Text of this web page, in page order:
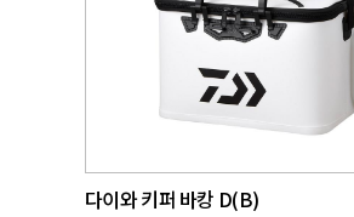
다이와 키퍼 바캉 D(B)